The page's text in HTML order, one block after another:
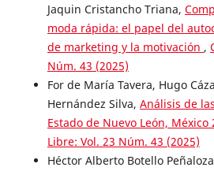
Jaquin Cristancho Triana,
moda rápida: el papel del
de marketing y la motivación ,
Núm. 43 (2025)
For de María Tavera, Hugo
Hernández Silva, Análisis de
Estado de Nuevo León, México
Libre: Vol. 23 Núm. 43 (2025)
Héctor Alberto Botello